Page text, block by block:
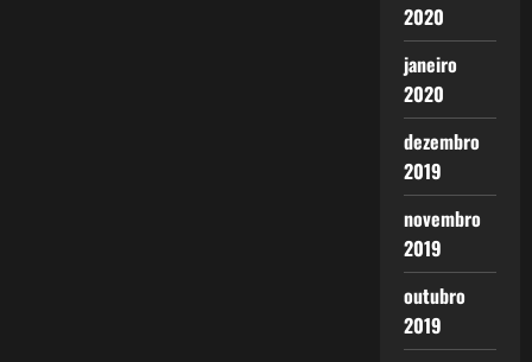
2020
janeiro
2020
dezembro
2019
novembro
2019
outubro
2019